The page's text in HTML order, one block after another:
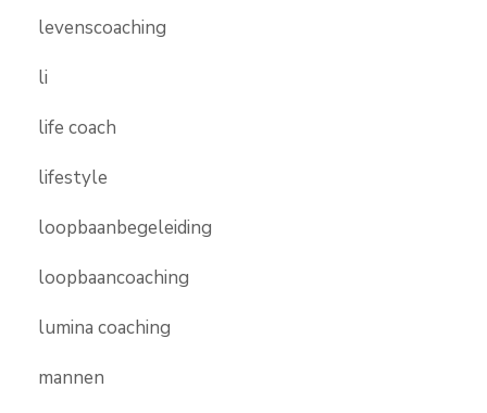
levenscoaching
li
life coach
lifestyle
loopbaanbegeleiding
loopbaancoaching
lumina coaching
mannen